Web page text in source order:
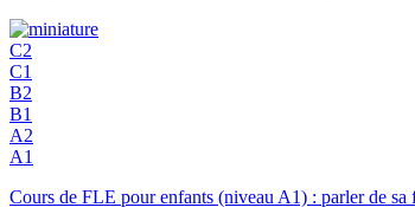
C2
C1
B2
B1
A2
A1
Cours de FLE pour enfants (niveau A1) : parler de